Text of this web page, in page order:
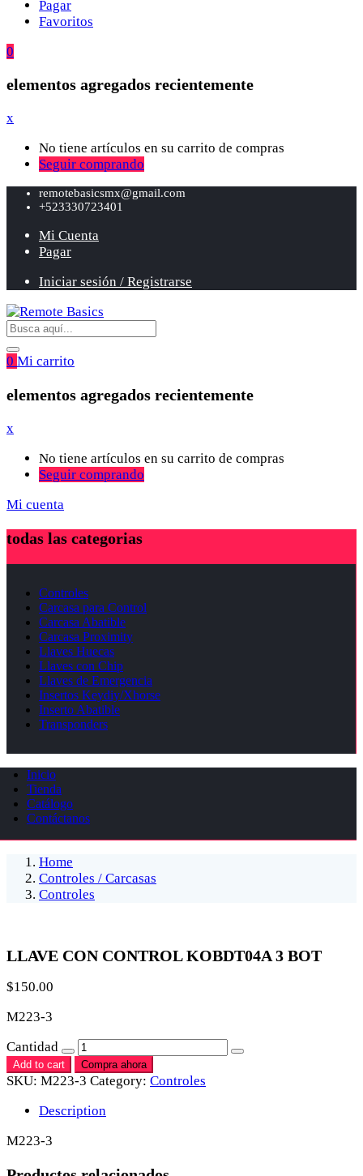
Pagar
Favoritos
0
elementos agregados recientemente
x
No tiene artículos en su carrito de compras
Seguir comprando
remotebasicsmx@gmail.com
+523330723401
Mi Cuenta
Pagar
Iniciar sesión / Registrarse
0 Mi carrito
elementos agregados recientemente
x
No tiene artículos en su carrito de compras
Seguir comprando
Mi cuenta
todas las categorias
Controles
Carcasa para Control
Carcasa Abatible
Carcasa Proximity
Llaves Huecas
Llaves con Chip
Llaves de Emergencia
Insertos Keydiy/Xhorse
Inserto Abatible
Transponders
Inicio
Tienda
Catálogo
Contáctanos
Home
Controles / Carcasas
Controles
LLAVE CON CONTROL KOBDT04A 3 BOT
$150.00
M223-3
Cantidad
Add to cart Compra ahora
SKU: M223-3 Category: Controles
Description
M223-3